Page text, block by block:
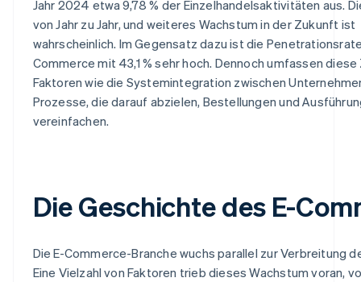
Jahr 2024 etwa 9,78 % der Einzelhandelsaktivitäten aus.
von Jahr zu Jahr, und weiteres Wachstum in der Zukunft ist
wahrscheinlich. Im Gegensatz dazu ist die
Commerce mit 43,1 % sehr hoch. Dennoch umfassen diese
Faktoren wie die Systemintegration zwischen
Prozesse, die darauf abzielen, Bestellungen und
vereinfachen.
Die Geschichte des E-
Die E-Commerce-Branche wuchs parallel zur Verbreitung
Eine Vielzahl von Faktoren trieb dieses Wachstum voran,